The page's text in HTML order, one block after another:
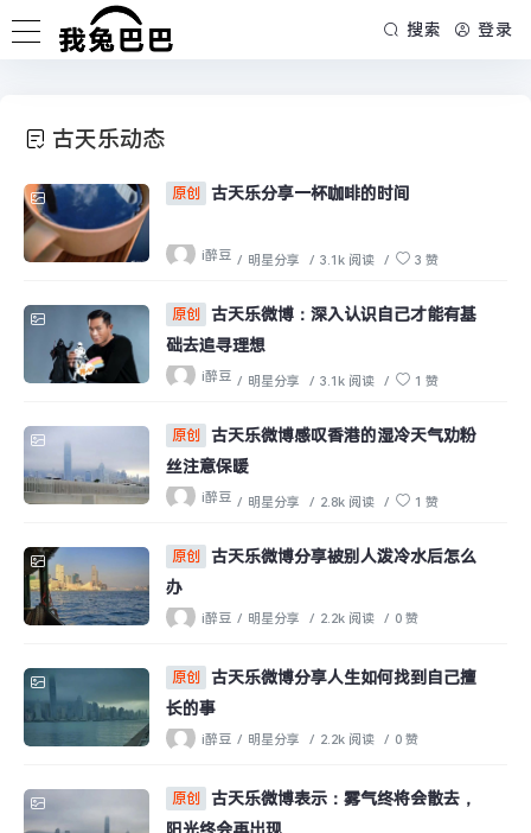
搜索 登录
古天乐动态
原创 古天乐分享一杯咖啡的时间
i醉豆 / 明星分享 / 3.1k 阅读 / 3 赞
原创
古天乐微博：深入认识自己才能有基
础去追寻理想
i醉豆 / 明星分享 / 3.1k 阅读 / 1 赞
原创
古天乐微博感叹香港的湿冷天气劝粉
丝注意保暖
i醉豆 / 明星分享 / 2.8k 阅读 / 1 赞
原创
古天乐微博分享被别人泼冷水后怎么
办
i醉豆 / 明星分享 / 2.2k 阅读 / 0 赞
原创
古天乐微博分享人生如何找到自己擅
长的事
i醉豆 / 明星分享 / 2.2k 阅读 / 0 赞
原创
古天乐微博表示：雾气终将会散去，